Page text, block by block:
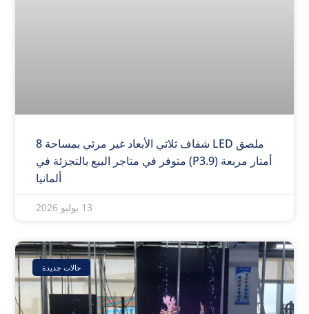
ملصق LED شفاف ثلاثي الأبعاد غير مرئي بمساحة 8
أمتار مربعة (P3.9) متوفر في متاجر البيع بالتجزئة في
ألمانيا
13 يوليو 2026
حالات جديدة